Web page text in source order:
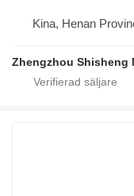
Zhengzhou Shisheng